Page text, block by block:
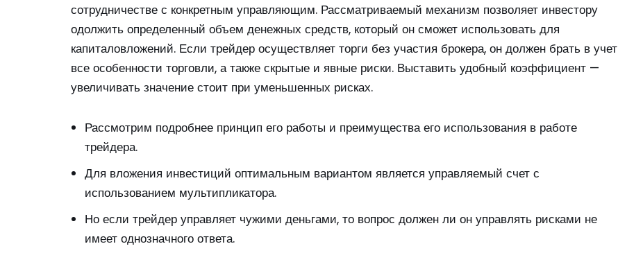
сотрудничестве с конкретным управляющим. Рассматриваемый механизм позволяет инвестору
одолжить определенный объем денежных средств, который он сможет использовать для
капиталовложений. Если трейдер осуществляет торги без участия брокера, он должен брать в учет
все особенности торговли, а также скрытые и явные риски. Выставить удобный коэффициент —
увеличивать значение стоит при уменьшенных рисках.
Рассмотрим подробнее принцип его работы и преимущества его использования в работе
трейдера.
Для вложения инвестиций оптимальным вариантом является управляемый счет с
использованием мультипликатора.
Но если трейдер управляет чужими деньгами, то вопрос должен ли он управлять рисками не
имеет однозначного ответа.